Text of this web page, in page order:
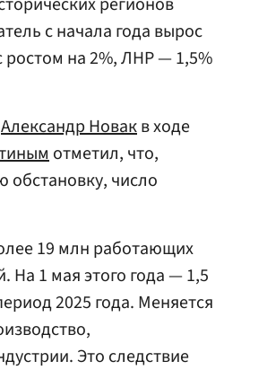
с начала года вырос
ростом на 2%, ЛНР — 1,5%
Александр Новакв ходе
отметил, что,
обстановку, число
19 млн работающих
На 1 мая этого года — 1,5
2025 года. Меняется
Это следствие